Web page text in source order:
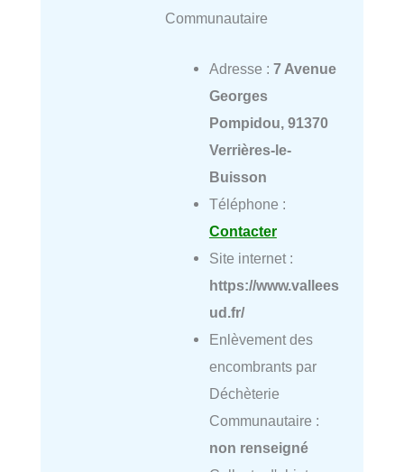
Communautaire
Adresse : 7 Avenue
Georges
Pompidou, 91370
Verrières-le-
Buisson
Téléphone :
Contacter
Site internet :
https://www.vallees
ud.fr/
Enlèvement des
encombrants par
Déchèterie
Communautaire :
non renseigné